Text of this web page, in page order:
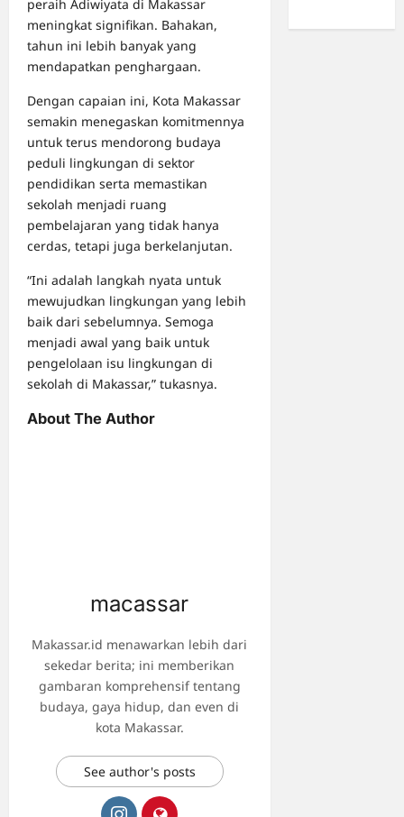
peraih Adiwiyata di Makassar
meningkat signifikan. Bahakan,
tahun ini lebih banyak yang
mendapatkan penghargaan.
Dengan capaian ini, Kota Makassar
semakin menegaskan komitmennya
untuk terus mendorong budaya
peduli lingkungan di sektor
pendidikan serta memastikan
sekolah menjadi ruang
pembelajaran yang tidak hanya
cerdas, tetapi juga berkelanjutan.
“Ini adalah langkah nyata untuk
mewujudkan lingkungan yang lebih
baik dari sebelumnya. Semoga
menjadi awal yang baik untuk
pengelolaan isu lingkungan di
sekolah di Makassar,” tukasnya.
About The Author
macassar
Makassar.id menawarkan lebih dari
sekedar berita; ini memberikan
gambaran komprehensif tentang
budaya, gaya hidup, dan even di
kota Makassar.
See author's posts